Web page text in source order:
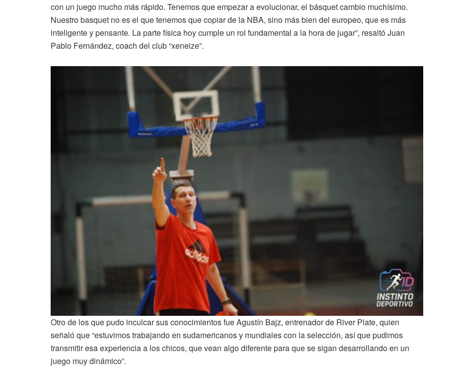
con un juego mucho más rápido. Tenemos que empezar a evolucionar, el básquet cambio muchísimo.
Nuestro basquet no es el que tenemos que copiar de la NBA, sino más bien del europeo, que es más
inteligente y pensante. La parte física hoy cumple un rol fundamental a la hora de jugar”, resaltó Juan
Pablo Fernández, coach del club “xeneize”.
Otro de los que pudo inculcar sus conocimientos fue Agustín Bajz, entrenador de River Plate, quien
señaló que “estuvimos trabajando en sudamericanos y mundiales con la selección, así que pudimos
transmitir esa experiencia a los chicos, que vean algo diferente para que se sigan desarrollando en un
juego muy dinámico”.